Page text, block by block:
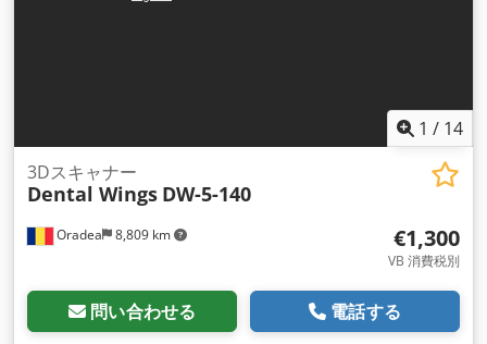
1 / 14
Oradea 8,809 km
3Dスキャナー
Dental Wings DW-5-140
€1,300
VB 消費税別
問い合わせる 電話する